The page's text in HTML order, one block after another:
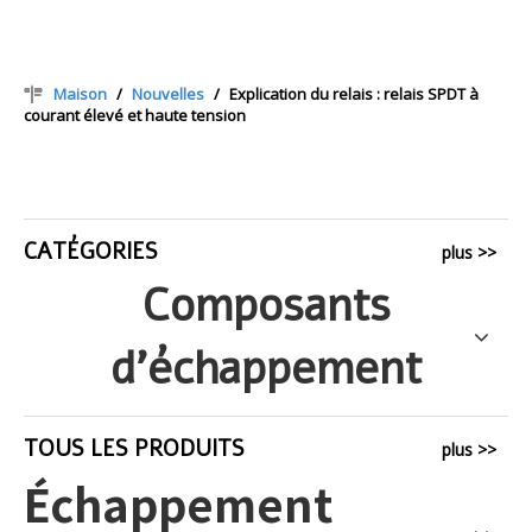
Maison / Nouvelles / Explication du relais : relais SPDT à
courant élevé et haute tension
CATÉGORIES plus >>
Composants
d'échappement
TOUS LES PRODUITS plus >>
Échappement